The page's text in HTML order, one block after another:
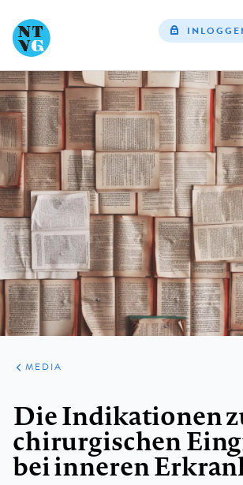
ARTIKELEN
VARIA
MEDIA
Die Indikationen
chirurgischen
bei inneren